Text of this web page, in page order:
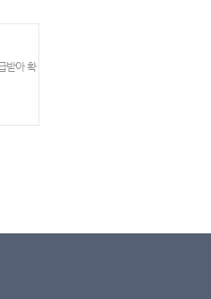
받아 확